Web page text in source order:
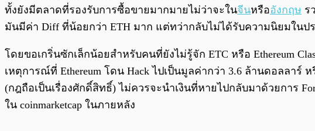
ทั้งยังมีตลาดที่รองรับการซื้อขายมากมายไม่ว่าจะในจีนหรืออังกฤษ ร
มันมีค่า Diff ที่น้อยกว่า ETH มาก แต่ทว่ากลับไม่ได้รับความนิยมใน
โดยขอเกริ่นซักเล็กน้อยสำหรับคนที่ยังไม่รู้จัก ETC หรือ Ethereum
เหตุการณ์ที่ Ethereum โดน Hack ไปเป็นมูลค่ากว่า 3.6 ล้านดอลลาร์
(กฎถือเป็นเรื่องศักดิ์สิทธิ์) ไม่ควรจะนำเงินที่หายไปกลับมาด้วยการ
ใน coinmarketcap ในภายหลัง